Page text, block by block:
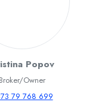
Popov
Broker/Owner
79 768 699